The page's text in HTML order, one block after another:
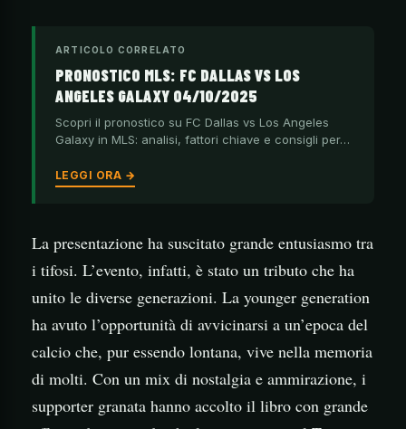
ARTICOLO CORRELATO
PRONOSTICO MLS: FC DALLAS VS LOS
ANGELES GALAXY 04/10/2025
Scopri il pronostico su FC Dallas vs Los Angeles
Galaxy in MLS: analisi, fattori chiave e consigli per…
LEGGI ORA →
La presentazione ha suscitato grande entusiasmo tra
i tifosi. L’evento, infatti, è stato un tributo che ha
unito le diverse generazioni. La younger generation
ha avuto l’opportunità di avvicinarsi a un’epoca del
calcio che, pur essendo lontana, vive nella memoria
di molti. Con un mix di nostalgia e ammirazione, i
supporter granata hanno accolto il libro con grande